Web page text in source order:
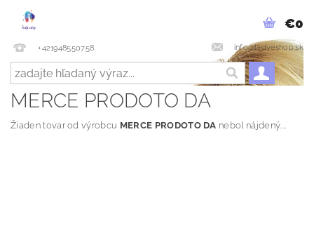
+421948550758 info@ladyeshop.sk
€0
MERCE PRODOTO DA
Žiaden tovar od výrobcu MERCE PRODOTO DA nebol nájdený....